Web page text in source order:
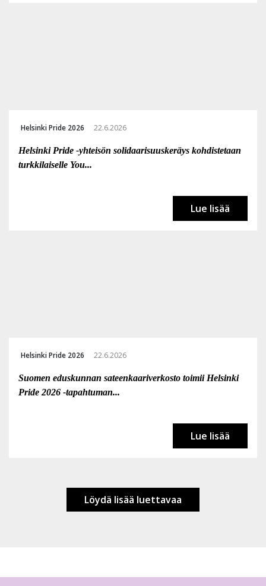
Helsinki Pride 2026 22.6.2026
Helsinki Pride -yhteisön solidaarisuuskeräys kohdistetaan
turkkilaiselle You...
Lue lisää
Helsinki Pride 2026 22.6.2026
Suomen eduskunnan sateenkaariverkosto toimii Helsinki
Pride 2026 -tapahtuman...
Lue lisää
Löydä lisää luettavaa